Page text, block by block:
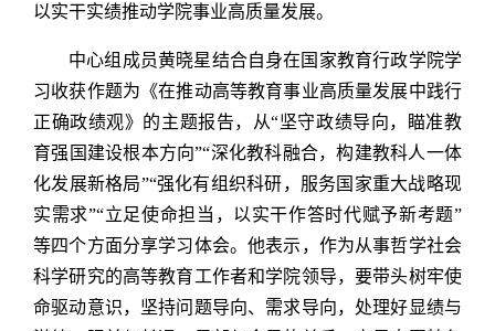
以实干实绩推动学院事业高质量发展。
中心组成员黄晓星结合自身在国家教育行政学院学
习收获作题为《在推动高等教育事业高质量发展中践行
正确政绩观》的主题报告，从“坚守政绩导向，瞄准教
育强国建设根本方向”“深化教科融合，构建教科人一体
化发展新格局”“强化有组织科研，服务国家重大战略现
实需求”“立足使命担当，以实干作答时代赋予新考题”
等四个方面分享学习体会。他表示，作为从事哲学社会
科学研究的高等教育工作者和学院领导，要带头树牢使
命驱动意识，坚持问题导向、需求导向，处理好显绩与